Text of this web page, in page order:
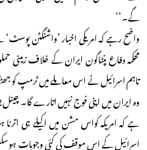
گے۔‘‘
واضح رہے کہ امریکی اخبار ’واشنگٹن
محکمہ دفاع پنٹاگون ایران کے خلاف زمینی
تاہم اسرائیل نے اس معاملے میں ٹرمپ کو
ہے کہ امریکہ کواس مشن میں اکیلے ہی
اسرائیل کے اس موقف کی کئی وجوہات